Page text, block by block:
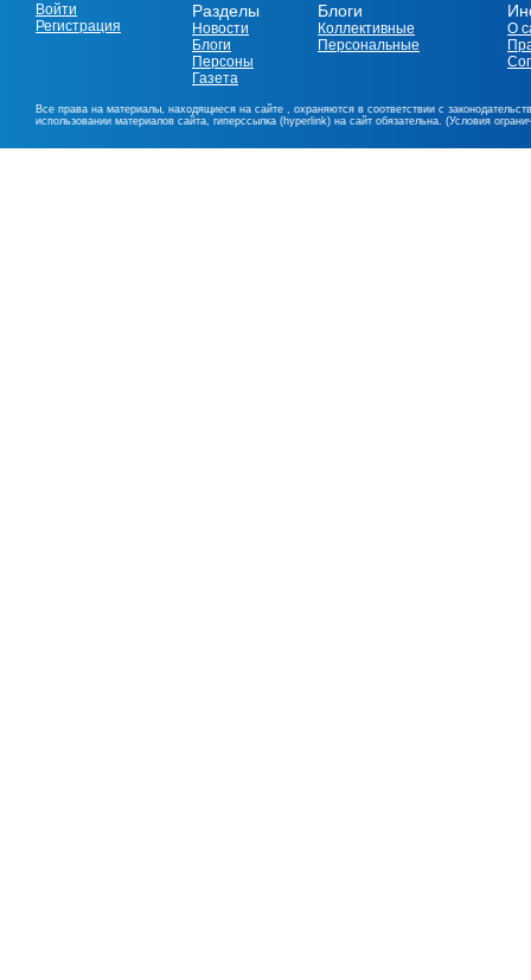
Войти
Регистрация
Разделы
Новости
Блоги
Персоны
Газета
Блоги
Коллективные
Персональные
О
Все права на материалы, находящиеся на сайте , охраняются в соответствии с
использовании материалов сайта, гиперссылка (hyperlink) на сайт обязательна. (Условия